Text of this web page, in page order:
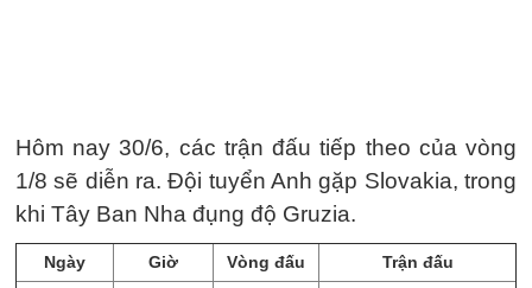
Hôm nay 30/6, các trận đấu tiếp theo của vòng
1/8 sẽ diễn ra. Đội tuyển Anh gặp Slovakia, trong
khi Tây Ban Nha đụng độ Gruzia.
Ngày Giờ Vòng đấu
Trận đấu